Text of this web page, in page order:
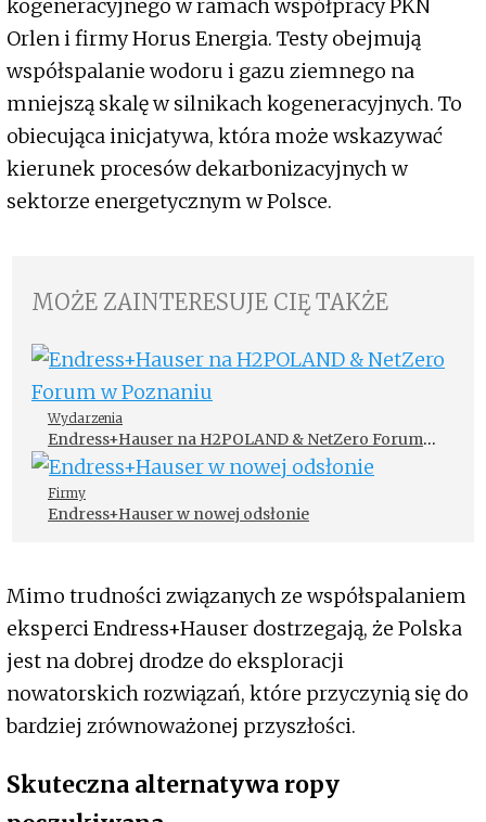
kogeneracyjnego w ramach współpracy PKN
Orlen i firmy Horus Energia. Testy obejmują
współspalanie wodoru i gazu ziemnego na
mniejszą skalę w silnikach kogeneracyjnych. To
obiecująca inicjatywa, która może wskazywać
kierunek procesów dekarbonizacyjnych w
sektorze energetycznym w Polsce.
MOŻE ZAINTERESUJE CIĘ TAKŻE
Wydarzenia
Endress+Hauser na H2POLAND & NetZero Forum
w Poznaniu
Firmy
Endress+Hauser w nowej odsłonie
Mimo trudności związanych ze współspalaniem
eksperci Endress+Hauser dostrzegają, że Polska
jest na dobrej drodze do eksploracji
nowatorskich rozwiązań, które przyczynią się do
bardziej zrównoważonej przyszłości.
Skuteczna alternatywa ropy